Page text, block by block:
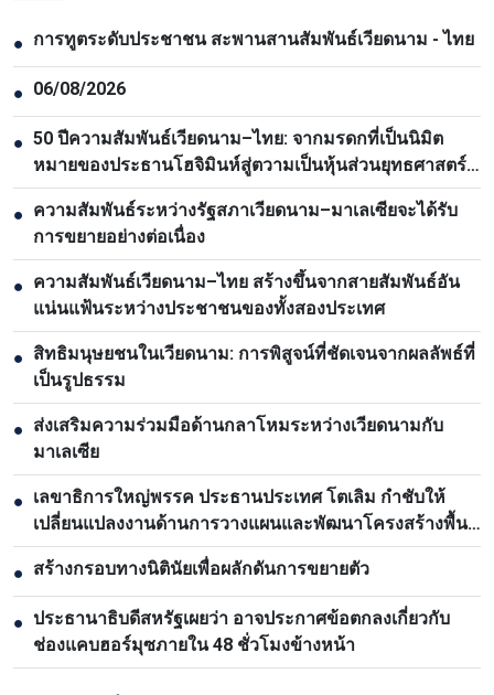
● การทูตระดับประชาชน สะพานสานสัมพันธ์เวียดนาม - ไทย
● 06/08/2026
● 50 ปีความสัมพันธ์เวียดนาม–ไทย: จากมรดกที่เป็นนิมิต
หมายของประธานโฮจิมินห์สู่ตวามเป็นหุ้นส่วนยุทธศาสตร์
รอบด้าน
● ความสัมพันธ์ระหว่างรัฐสภาเวียดนาม–มาเลเซียจะได้รับ
การขยายอย่างต่อเนื่อง
● ความสัมพันธ์เวียดนาม–ไทย สร้างขึ้นจากสายสัมพันธ์อัน
แน่นแฟ้นระหว่างประชาชนของทั้งสองประเทศ
● สิทธิมนุษยชนในเวียดนาม: การพิสูจน์ที่ชัดเจนจากผลลัพธ์ที่
เป็นรูปธรรม
● ส่งเสริมความร่วมมือด้านกลาโหมระหว่างเวียดนามกับ
มาเลเซีย
● เลขาธิการใหญ่พรรค ประธานประเทศ โตเลิม กำชับให้
เปลี่ยนแปลงงานด้านการวางแผนและพัฒนาโครงสร้างพื้น
ฐาน
● สร้างกรอบทางนิตินัยเพื่อผลักดันการขยายตัว
● ประธานาธิบดีสหรัฐเผยว่า อาจประกาศข้อตกลงเกี่ยวกับ
ช่องแคบฮอร์มุซภายใน 48 ชั่วโมงข้างหน้า